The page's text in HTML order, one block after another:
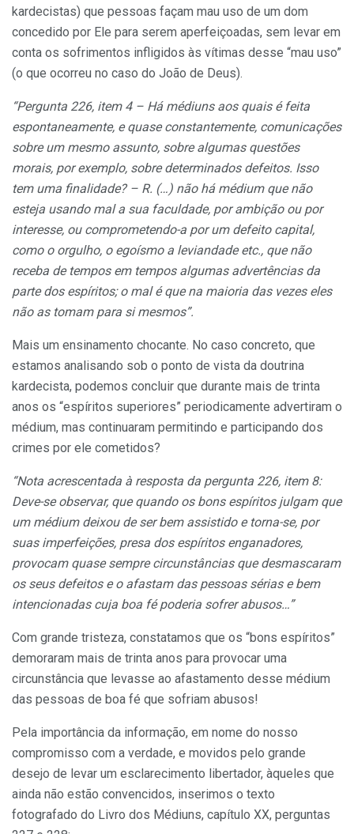
kardecistas) que pessoas façam mau uso de um dom
concedido por Ele para serem aperfeiçoadas, sem levar em
conta os sofrimentos infligidos às vítimas desse “mau uso”
(o que ocorreu no caso do João de Deus).
“Pergunta 226, item 4 – Há médiuns aos quais é feita
espontaneamente, e quase constantemente, comunicações
sobre um mesmo assunto, sobre algumas questões
morais, por exemplo, sobre determinados defeitos. Isso
tem uma finalidade? – R. (…) não há médium que não
esteja usando mal a sua faculdade, por ambição ou por
interesse, ou comprometendo-a por um defeito capital,
como o orgulho, o egoísmo a leviandade etc., que não
receba de tempos em tempos algumas advertências da
parte dos espíritos; o mal é que na maioria das vezes eles
não as tomam para si mesmos”.
Mais um ensinamento chocante. No caso concreto, que
estamos analisando sob o ponto de vista da doutrina
kardecista, podemos concluir que durante mais de trinta
anos os “espíritos superiores” periodicamente advertiram o
médium, mas continuaram permitindo e participando dos
crimes por ele cometidos?
“Nota acrescentada à resposta da pergunta 226, item 8:
Deve-se observar, que quando os bons espíritos julgam que
um médium deixou de ser bem assistido e torna-se, por
suas imperfeições, presa dos espíritos enganadores,
provocam quase sempre circunstâncias que desmascaram
os seus defeitos e o afastam das pessoas sérias e bem
intencionadas cuja boa fé poderia sofrer abusos…”
Com grande tristeza, constatamos que os “bons espíritos”
demoraram mais de trinta anos para provocar uma
circunstância que levasse ao afastamento desse médium
das pessoas de boa fé que sofriam abusos!
Pela importância da informação, em nome do nosso
compromisso com a verdade, e movidos pelo grande
desejo de levar um esclarecimento libertador, àqueles que
ainda não estão convencidos, inserimos o texto
fotografado do Livro dos Médiuns, capítulo XX, perguntas